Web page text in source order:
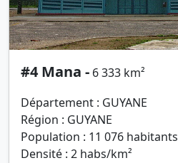
#4 Mana - 6 333 km²
Département : GUYANE
Région : GUYANE
Population : 11 076 habitants
Densité : 2 habs/km²